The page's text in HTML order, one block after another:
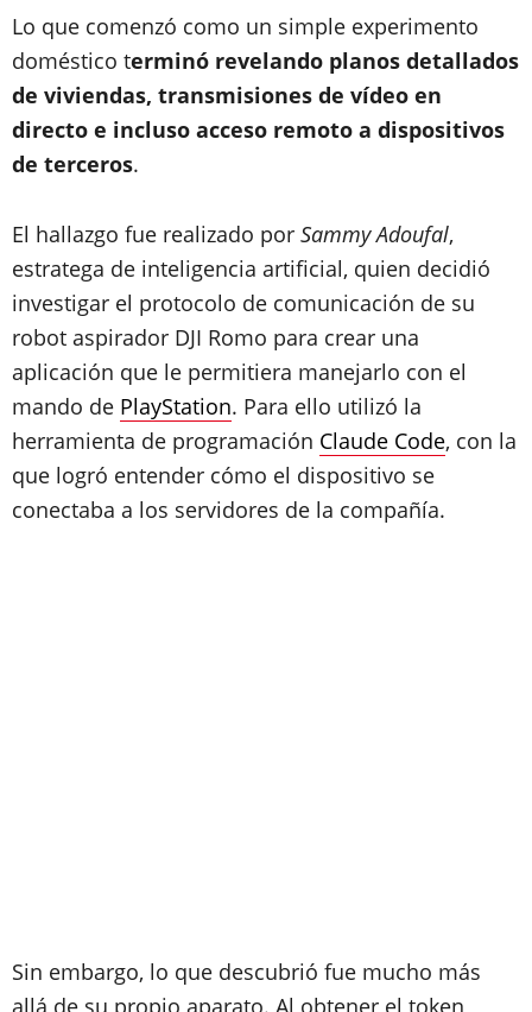
Lo que comenzó como un simple experimento
doméstico terminó revelando planos detallados
de viviendas, transmisiones de vídeo en
directo e incluso acceso remoto a dispositivos
de terceros.
El hallazgo fue realizado por Sammy Adoufal,
estratega de inteligencia artificial, quien decidió
investigar el protocolo de comunicación de su
robot aspirador DJI Romo para crear una
aplicación que le permitiera manejarlo con el
mando de PlayStation. Para ello utilizó la
herramienta de programación Claude Code, con la
que logró entender cómo el dispositivo se
conectaba a los servidores de la compañía.
Sin embargo, lo que descubrió fue mucho más
allá de su propio aparato. Al obtener el token